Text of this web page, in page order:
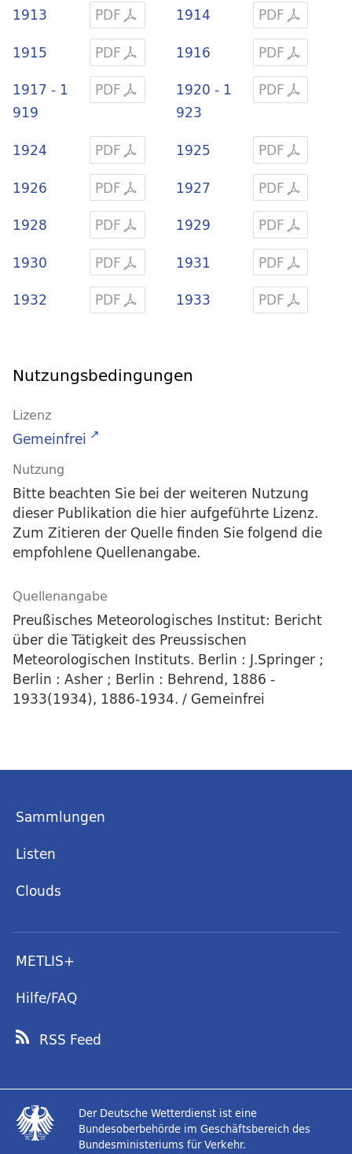
PDF
1913 PDF
1914
PDF
1915 PDF
1916
PDF
1917 - 1
919
PDF
1920 - 1
923
PDF
1924 PDF
1925
PDF
1926 PDF
1927
PDF
1928 PDF
1929
PDF
1930 PDF
1931
PDF
1932 PDF
1933
Nutzungsbedingungen
Lizenz
Gemeinfrei
Nutzung
Bitte beachten Sie bei der weiteren Nutzung
dieser Publikation die hier aufgeführte Lizenz.
Zum Zitieren der Quelle finden Sie folgend die
empfohlene Quellenangabe.
Quellenangabe
Preußisches Meteorologisches Institut: Bericht
über die Tätigkeit des Preussischen
Meteorologischen Instituts. Berlin : J.Springer ;
Berlin : Asher ; Berlin : Behrend, 1886 -
1933(1934), 1886-1934. / Gemeinfrei
Sammlungen
Listen
Clouds
METLIS+
Hilfe/FAQ
RSS Feed
Der Deutsche Wetterdienst ist eine
Bundesoberbehörde im Geschäftsbereich des
Bundesministeriums für Verkehr.